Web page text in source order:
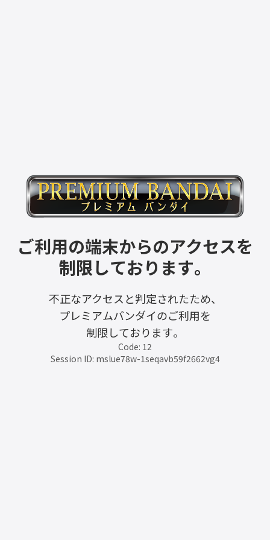
ご利用の端末からのアクセスを
制限しております。
不正なアクセスと判定されたため、
プレミアムバンダイのご利用を
制限しております。
Code: 12
Session ID: mslue78w-1seqavb59f2662vg4